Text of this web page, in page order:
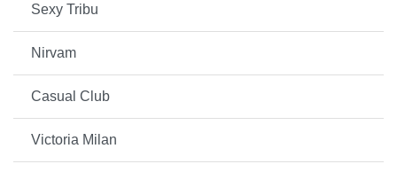
Sexy Tribu
Nirvam
Casual Club
Victoria Milan